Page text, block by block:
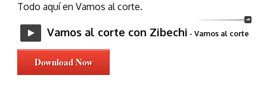
Todo aquí en Vamos al corte.
Vamos al corte con Zibechi - Vamos al corte
Download Now